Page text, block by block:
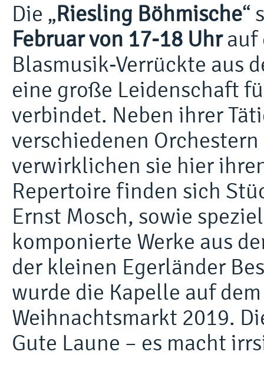
Die „Riesling Böhmische“
Februar von 17-18 Uhrauf
Blasmusik-Verrückte aus
eine große Leidenschaft
verbindet. Neben ihrer
verschiedenen
verwirklichen sie hier
Repertoire finden sich
Ernst Mosch, sowie
komponierte Werke aus
der kleinen Egerländer
wurde die Kapelle auf
Weihnachtsmarkt 2019.
Gute Laune – es macht